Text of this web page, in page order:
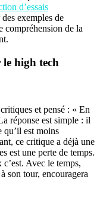
d’essais
exemples de
compréhension de la
le high tech
et pensé : « En
réponse est simple : il
qu’il est moins
ce critique a déjà une
est une perte de temps.
Avec le temps,
son tour, encouragera